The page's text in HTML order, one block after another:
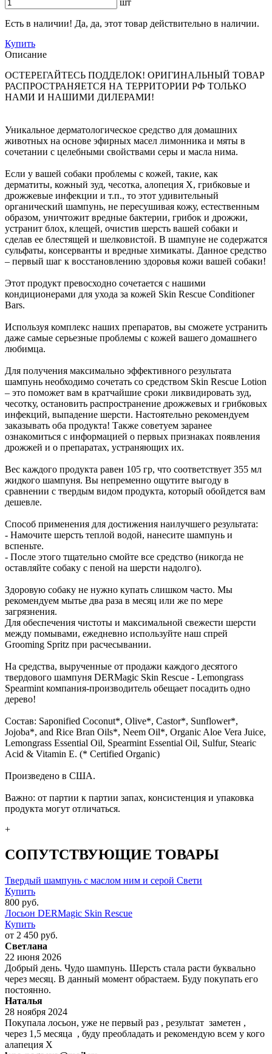
Есть в наличии! Да, да, этот товар действительно в наличии.
Купить
Описание
ОСТЕРЕГАЙТЕСЬ ПОДДЕЛОК! ОРИГИНАЛЬНЫЙ ТОВАР
РАСПРОСТРАНЯЕТСЯ НА ТЕРРИТОРИИ РФ ТОЛЬКО
НАМИ И НАШИМИ ДИЛЕРАМИ!
Уникальное дерматологическое средство для домашних
животных на основе эфирных масел лимонника и мяты в
сочетании с целебными свойствами серы и масла нима.
Если у вашей cобаки проблемы с кожей, такие, как
дерматиты, кожный зуд, чесотка, алопеция X, грибковые и
дрожжевые инфекции и т.п., то этот удивительный
органический шампунь, не пересушивая кожу, естественным
образом, уничтожит вредные бактерии, грибок и дрожжи,
устранит блох, клещей, очистив шерсть вашей собаки и
сделав ее блестящей и шелковистой. В шампуне не содержатся
сульфаты, консерванты и вредные химикаты. Данное средство
– первый шаг к восстановлению здоровья кожи вашей собаки!
Этот продукт превосходно сочетается с нашими
кондиционерами для ухода за кожей Skin Rescue Conditioner
Bars.
Используя комплекс наших препаратов, вы сможете устранить
даже самые серьезные проблемы с кожей вашего домашнего
любимца.
Для получения максимально эффективного результата
шампунь необходимо сочетать со средством Skin Rescue Lotion
– это поможет вам в кратчайшие сроки ликвидировать зуд,
чесотку, остановить распространение дрожжевых и грибковых
инфекций, выпадение шерсти. Настоятельно рекомендуем
заказывать оба продукта! Также советуем заранее
ознакомиться с информацией о первых признаках появления
дрожжей и о препаратах, устраняющих их.
Вес каждого продукта равен 105 гр, что соответствует 355 мл
жидкого шампуня. Вы непременно ощутите выгоду в
сравнении с твердым видом продукта, который обойдется вам
дешевле.
Способ применения для достижения наилучшего результата:
- Намочите шерсть теплой водой, нанесите шампунь и
вспеньте.
- После этого тщательно смойте все средство (никогда не
оставляйте собаку с пеной на шерсти надолго).
Здоровую собаку не нужно купать слишком часто. Мы
рекомендуем мытье два раза в месяц или же по мере
загрязнения.
Для обеспечения чистоты и максимальной свежести шерсти
между помывами, ежедневно используйте наш спрей
Grooming Spritz при расчесывании.
На средства, вырученные от продажи каждого десятого
твердового шампуня DERMagic Skin Rescue - Lemongrass
Spearmint компания-производитель обещает посадить одно
дерево!
Состав: Saponified Coconut*, Olive*, Castor*, Sunflower*,
Jojoba*, and Rice Bran Oils*, Neem Oil*, Organic Aloe Vera Juice,
Lemongrass Essential Oil, Spearmint Essential Oil, Sulfur, Stearic
Acid & Vitamin E. (* Certified Organic)
Произведено в США.
Важно: от партии к партии запах, консистенция и упаковка
продукта могут отличаться.
+
СОПУТСТВУЮЩИЕ ТОВАРЫ
Твердый шампунь с маслом ним и серой Свети
Купить
800 руб.
Лосьон DERMagic Skin Rescue
Купить
от 2 450 руб.
Светлана
22 июня 2026
Добрый день. Чудо шампунь. Шерсть стала расти буквально
через месяц. В данный момент обрастаем. Буду покупать его
постоянно.
Наталья
28 ноября 2024
Покупала лосьон, уже не первый раз , результат заметен ,
через 1,5 месяца , буду преобладать и рекомендую всем у кого
алапеция Х